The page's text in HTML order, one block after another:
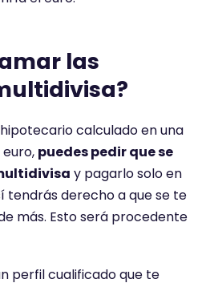
las
calculado en una
puedes pedir que se
y pagarlo solo en
tendrás derecho a que se te
más. Esto será procedente
perfil cualificado que te